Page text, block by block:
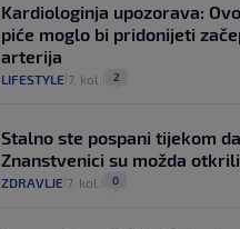
Kardiologinja upozorava:
piće moglo bi pridonijeti
arterija
LIFESTYLE 7. kol. 2
Stalno ste pospani tijekom
Znanstvenici su možda
ZDRAVLJE 7. kol. 0